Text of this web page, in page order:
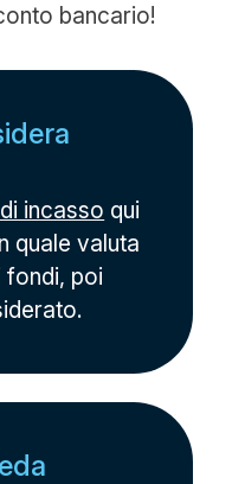
bancario!
incasso qui
quale valuta
poi